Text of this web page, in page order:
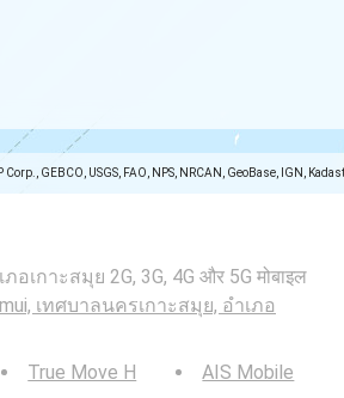
GEBCO, USGS, FAO, NPS, NRCAN, GeoBase, IGN,
เกาะสมุย 2G, 3G, 4G और 5G मोबाइल
เทศบาลนครเกาะสมุย, อำเภอ
True Move H AIS Mobile